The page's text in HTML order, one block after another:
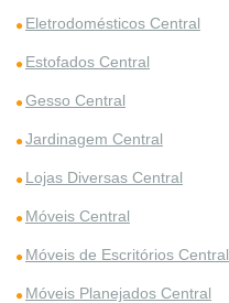
Eletrodomésticos Central
Estofados Central
Gesso Central
Jardinagem Central
Lojas Diversas Central
Móveis Central
Móveis de Escritórios Central
Móveis Planejados Central